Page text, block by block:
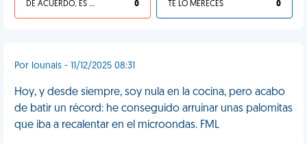
DE ACUERDO, ES UNA VIDA HP 0 TE LO MERECES 0
Por lounais - 11/12/2025 08:31
Hoy, y desde siempre, soy nula en la cocina, pero acabo
de batir un récord: he conseguido arruinar unas palomitas
que iba a recalentar en el microondas. FML